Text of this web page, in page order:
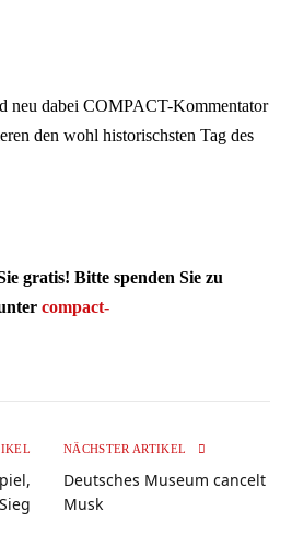
neu dabei COMPACT-Kommentator
den wohl historischsten Tag des
gratis! Bitte spenden Sie zu
compact-
NÄCHSTER ARTIKEL
Deutsches Museum cancelt
Musk